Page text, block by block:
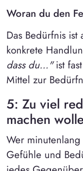
Woran du den
Das Bedürfnis
konkrete
dass du..."ist
Mittel zur
5: Zu viel
machen
Wer
Gefühle und